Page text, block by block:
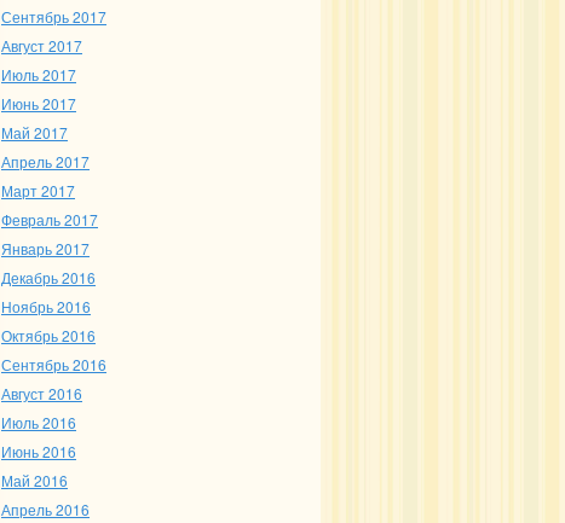
Сентябрь 2017
Август 2017
Июль 2017
Июнь 2017
Май 2017
Апрель 2017
Март 2017
Февраль 2017
Январь 2017
Декабрь 2016
Ноябрь 2016
Октябрь 2016
Сентябрь 2016
Август 2016
Июль 2016
Июнь 2016
Май 2016
Апрель 2016